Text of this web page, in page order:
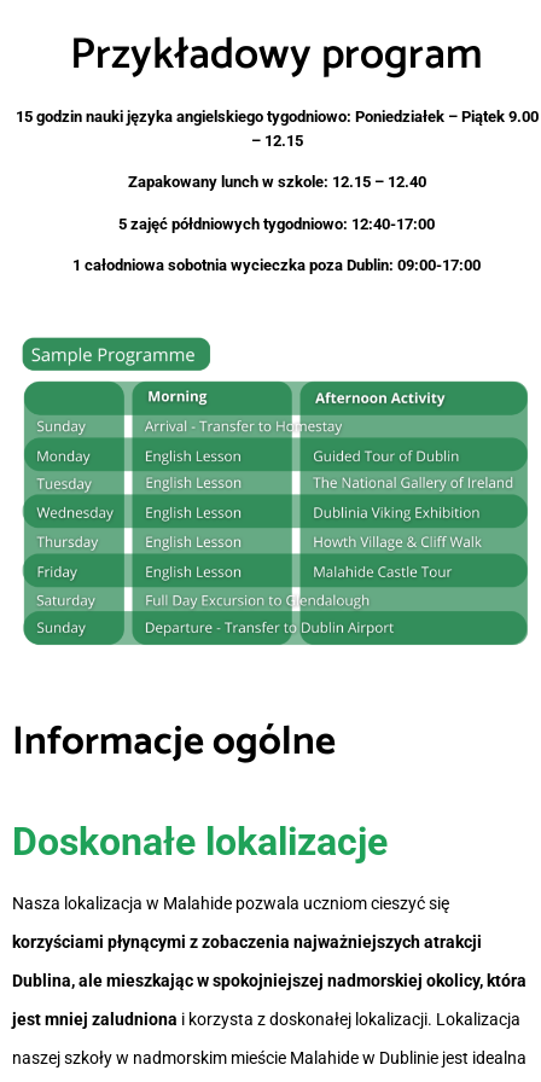
Przykładowy program
15 godzin nauki języka angielskiego tygodniowo: Poniedziałek – Piątek 9.00
– 12.15
Zapakowany lunch w szkole: 12.15 – 12.40
5 zajęć półdniowych tygodniowo: 12:40-17:00
1 całodniowa sobotnia wycieczka poza Dublin: 09:00-17:00
Informacje ogólne
Doskonałe lokalizacje
Nasza lokalizacja w Malahide pozwala uczniom cieszyć się
korzyściami płynącymi z zobaczenia najważniejszych atrakcji
Dublina, ale mieszkając w spokojniejszej nadmorskiej okolicy, która
jest mniej zaludniona i korzysta z doskonałej lokalizacji. Lokalizacja
naszej szkoły w nadmorskim mieście Malahide w Dublinie jest idealna